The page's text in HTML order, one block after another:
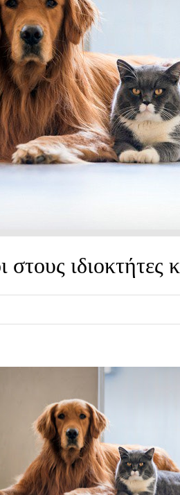
στους ιδιοκτήτες